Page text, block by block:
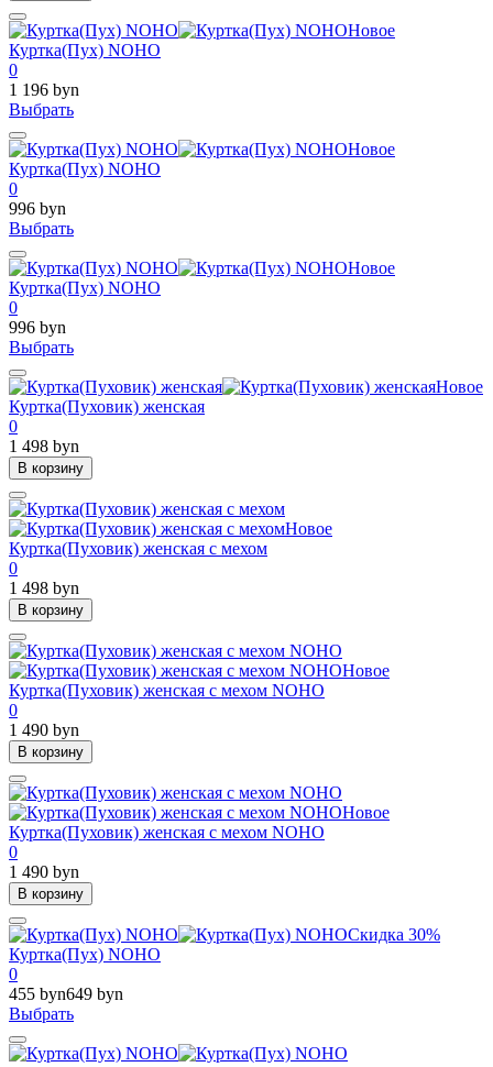
Новое
Куртка(Пух) NOHO
0
1 196 byn
Выбрать
Новое
Куртка(Пух) NOHO
0
996 byn
Выбрать
Новое
Куртка(Пух) NOHO
0
996 byn
Выбрать
Новое
Куртка(Пуховик) женская
0
1 498 byn
В корзину
Новое
Куртка(Пуховик) женская с мехом
0
1 498 byn
В корзину
Новое
Куртка(Пуховик) женская с мехом NOHO
0
1 490 byn
В корзину
Новое
Куртка(Пуховик) женская с мехом NOHO
0
1 490 byn
В корзину
Скидка 30%
Куртка(Пух) NOHO
0
455 byn649 byn
Выбрать